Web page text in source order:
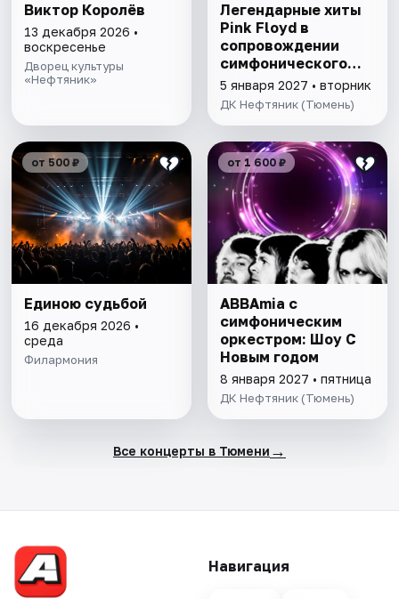
Виктор Королёв
13 декабря 2026 •
воскресенье
Дворец культуры
«Нефтяник»
Легендарные хиты
Pink Floyd в
сопровождении
симфонического
оркестра
5 января 2027 • вторник
ДК Нефтяник (Тюмень)
от 500 ₽
Единою судьбой
16 декабря 2026 •
среда
Филармония
от 1 600 ₽
ABBAmia с
симфоническим
оркестром: Шоу С
Новым годом
8 января 2027 • пятница
ДК Нефтяник (Тюмень)
Все концерты в Тюмени →
Навигация